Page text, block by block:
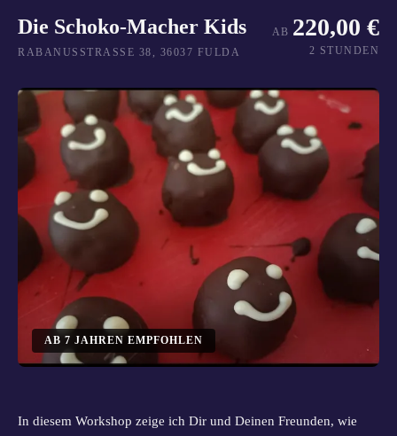
Die Schoko-Macher Kids
RABANUSSTRASSE 38, 36037 FULDA
AB 220,00 €
2 STUNDEN
AB 7 JAHREN EMPFOHLEN
In diesem Workshop zeige ich Dir und Deinen Freunden, wie